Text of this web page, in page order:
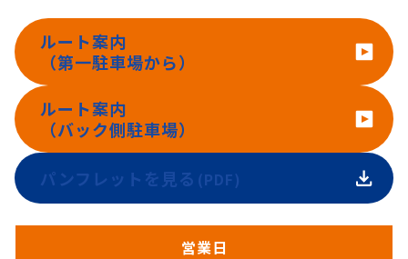
ルート案内
（第一駐車場から）
ルート案内
（バック側駐車場）
パンフレットを見る (PDF)
営業日